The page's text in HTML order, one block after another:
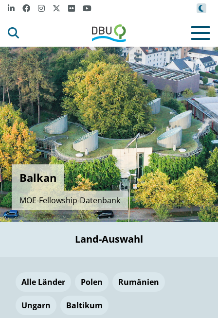
Balkan
MOE-Fellowship-Datenbank
Land-Auswahl
Alle Länder Polen Rumänien
Ungarn Baltikum